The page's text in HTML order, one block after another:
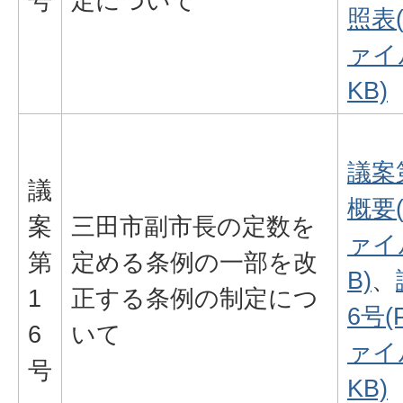
照
ァ
KB)
議
案
第
1
6
号
三田市副市長の定数を
定める条例の一部を改
正する条例の制定につ
いて
議案
概要
ァ
B)、
6号
ァ
KB)